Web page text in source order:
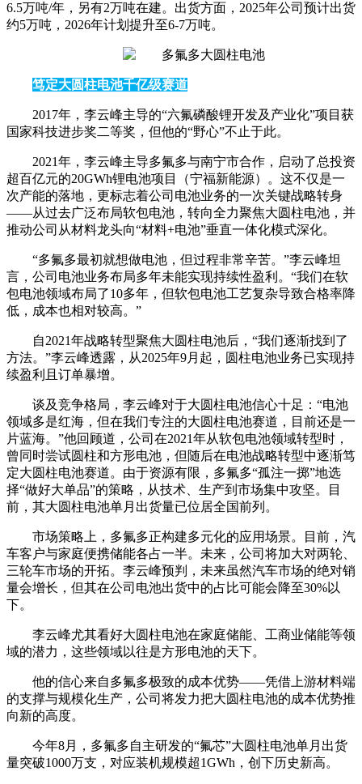
6.5万吨/年，另有2万吨在建。出货方面，2025年公司预计出货
约5万吨，2026年计划提升至6-7万吨。
笃定大圆柱电池千亿级赛道
2017年，李云峰主导的“六氟磷酸锂开发及产业化”项目获
国家科技进步奖二等奖，但他的“野心”不止于此。
2021年，李云峰主导多氟多与南宁市合作，启动了总投资
超百亿元的20GWh锂电池项目（宁福新能源）。这不仅是一
次产能的落地，更标志着公司电池业务的一次关键战略转身
——从过去广泛布局软包电池，转向全力聚焦大圆柱电池，并
推动公司从材料龙头向“材料+电池”垂直一体化模式深化。
“多氟多最初就想做电池，但过程非常辛苦。”李云峰坦
言，公司电池业务布局多年未能实现持续性盈利。“我们在软
包电池领域布局了10多年，但软包电池工艺复杂导致合格率降
低，成本也相对较高。”
自2021年战略转型聚焦大圆柱电池后，“我们逐渐找到了
方法。”李云峰透露，从2025年9月起，圆柱电池业务已实现持
续盈利且订单暴增。
谈及竞争格局，李云峰对于大圆柱电池信心十足：“电池
领域多是红海，但在我们专注的大圆柱电池赛道，目前还是一
片蓝海。”他回顾道，公司在2021年从软包电池领域转型时，
曾同时尝试圆柱和方形电池，但随后在电池战略转型中逐渐笃
定大圆柱电池赛道。由于资源有限，多氟多“孤注一掷”地选
择“做好大单品”的策略，从技术、生产到市场集中攻坚。目
前，其大圆柱电池单月出货量已位居全国前列。
市场策略上，多氟多正构建多元化的应用场景。目前，汽
车客户与家庭便携储能各占一半。未来，公司将加大对两轮、
三轮车市场的开拓。李云峰预判，未来虽然汽车市场的绝对销
量会增长，但其在公司电池出货中的占比可能会降至30%以
下。
李云峰尤其看好大圆柱电池在家庭储能、工商业储能等领
域的潜力，这些领域以往是方形电池的天下。
他的信心来自多氟多极致的成本优势——凭借上游材料端
的支撑与规模化生产，公司将发力把大圆柱电池的成本优势推
向新的高度。
今年8月，多氟多自主研发的“氟芯”大圆柱电池单月出货
量突破1000万支，对应装机规模超1GWh，创下历史新高。